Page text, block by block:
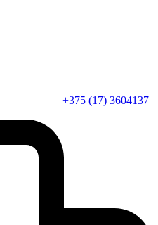
+375 (17) 3604137